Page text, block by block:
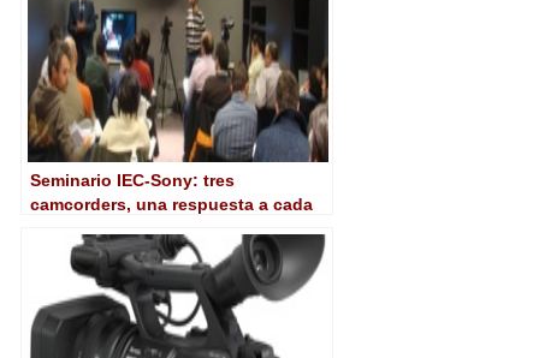
Seminario IEC-Sony: tres
camcorders, una respuesta a cada